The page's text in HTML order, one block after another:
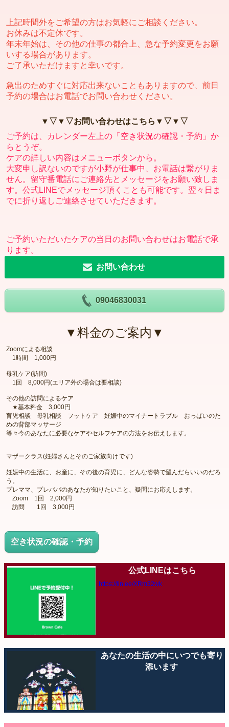
上記時間外をご希望の方はお気軽にご相談ください。
お休みは不定休です。
年末年始は、その他の仕事の都合上、急な予約変更をお願
いする場合があります。
ご了承いただけますと幸いです。
急出のためすぐに対応出来ないこともありますので、前日
予約の場合はお電話でお問い合わせください。
▼▽▼▽お問い合わせはこちら▼▽▼▽
ご予約は、カレンダー左上の「空き状況の確認・予約」か
らとうぞ。
ケアの詳しい内容はメニューボタンから。
大変申し訳ないのですが小野が仕事中、お電話は繋がりま
せん。留守番電話にご連絡先とメッセージをお願い致しま
す。公式LINEでメッセージ頂くことも可能です。翌々日ま
でに折り返しご連絡させていただきます。
ご予約いただいたケアの当日のお問い合わせはお電話で承
ります。
お問い合わせ
09046830031
▼料金のご案内▼
Zoomによる相談
1時間 1,000円
母乳ケア(訪問)
1回 8,000円(エリア外の場合は要相談)
その他の訪問によるケア
★基本料金 3,000円
育児相談 母乳相談 フットケア 妊娠中のマイナートラブル おっぱいのた
めの背部マッサージ
等々今のあなたに必要なケアやセルフケアの方法をお伝えします。
マザークラス(妊婦さんとそのご家族向けです)
妊娠中の生活に、お産に、その後の育児に、どんな姿勢で望んだらいいのだろ
う。
プレママ、プレパパのあなたが知りたいこと、疑問にお応えします。
Zoom 1回 2,000円
訪問 1回 3,000円
空き状況の確認・予約
公式LINEはこちら
https://lin.ee/XRm32wk
あなたの生活の中にいつでも寄り
添います